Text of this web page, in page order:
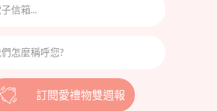
訂閱愛禮物雙週報